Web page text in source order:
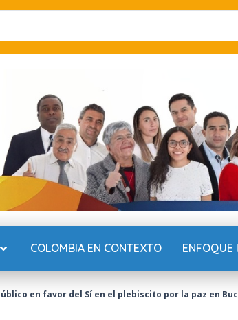
COLOMBIA EN CONTEXTO ENFOQUE
en favor del Sí en el plebiscito por la paz en